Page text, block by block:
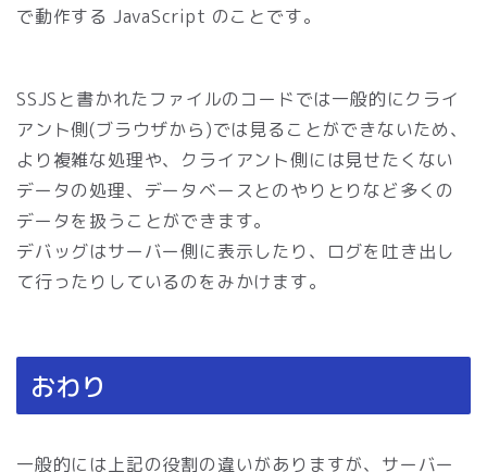
で動作する JavaScript のことです。
SSJSと書かれたファイルのコードでは一般的にクライ
アント側(ブラウザから)では見ることができないため、
より複雑な処理や、クライアント側には見せたくない
データの処理、データベースとのやりとりなど多くの
データを扱うことができます。
デバッグはサーバー側に表示したり、ログを吐き出し
て行ったりしているのをみかけます。
おわり
一般的には上記の役割の違いがありますが、サーバー